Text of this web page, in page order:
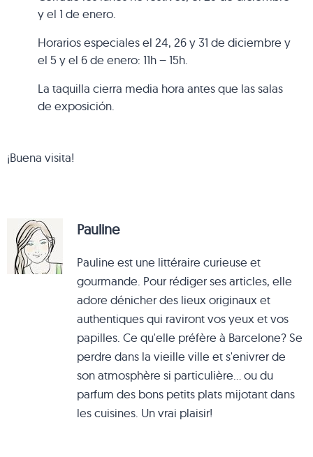
y el 1 de enero.
Horarios especiales el 24, 26 y 31 de diciembre y
el 5 y el 6 de enero: 11h – 15h.
La taquilla cierra media hora antes que las salas
de exposición.
¡Buena visita!
Pauline
Pauline est une littéraire curieuse et
gourmande. Pour rédiger ses articles, elle
adore dénicher des lieux originaux et
authentiques qui raviront vos yeux et vos
papilles. Ce qu'elle préfère à Barcelone? Se
perdre dans la vieille ville et s'enivrer de
son atmosphère si particulière... ou du
parfum des bons petits plats mijotant dans
les cuisines. Un vrai plaisir!